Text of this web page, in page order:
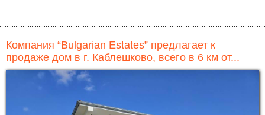
Компания “Bulgarian Estates” предлагает к
продаже дом в г. Каблешково, всего в 6 км от...